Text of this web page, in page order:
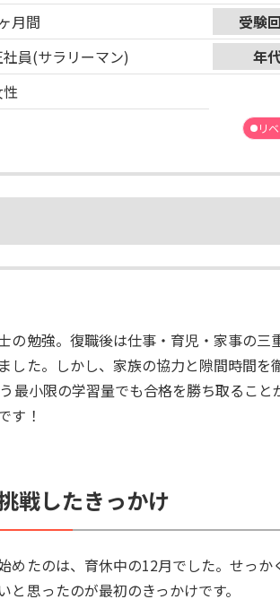
月間 受験
員(サラリーマン) 年
リ
の勉強。復職後は仕事・育児・家事の
した。しかし、家族の協力と隙間時間
最小限の学習量でも合格を勝ち取るこ
す！
戦したきっかけ
めたのは、育休中の12月でした。せっ
と思ったのが最初のきっかけです。